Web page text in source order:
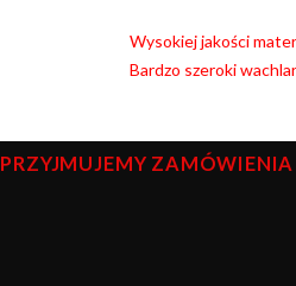
Wysokiej jakości
Bardzo szeroki
PRZYJMUJEMY